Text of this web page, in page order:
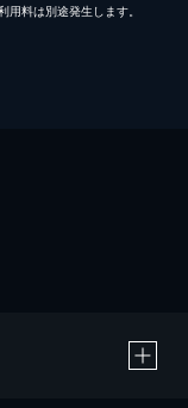
料は別途発生します。